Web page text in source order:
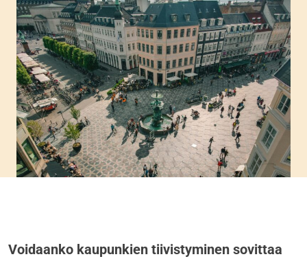
Voidaanko kaupunkien tiivistyminen sovittaa